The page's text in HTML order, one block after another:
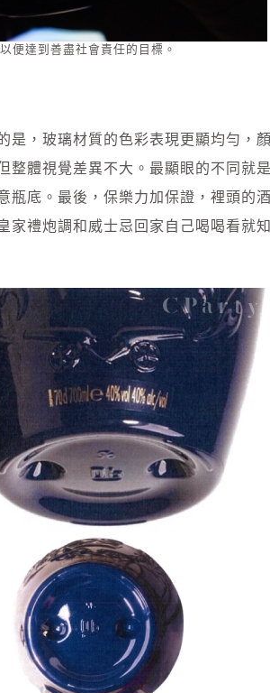
便達到善盡社會責任的目標。
是，玻璃材質的色彩表現更顯均勻，顏
整體視覺差異不大。最顯眼的不同就是
瓶底。最後，保樂力加保證，裡頭的酒
家禮炮調和威士忌回家自己喝喝看就知